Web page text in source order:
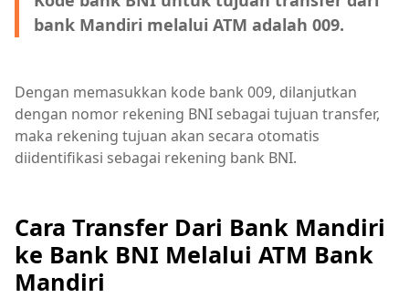
bank Mandiri melalui ATM adalah 009.
Dengan memasukkan kode bank 009, dilanjutkan
dengan nomor rekening BNI sebagai tujuan transfer,
maka rekening tujuan akan secara otomatis
diidentifikasi sebagai rekening bank BNI.
Cara Transfer Dari Bank Mandiri
ke Bank BNI Melalui ATM Bank
Mandiri